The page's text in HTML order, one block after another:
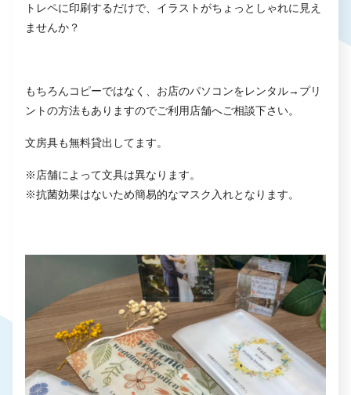
トレペに印刷するだけで、イラストがちょっとしゃれに見え
ませんか？
もちろんコピーではなく、お店のパソコンをレンタル→プリ
ントの方法もありますのでご利用店舗へご相談下さい。
文房具も無料貸出してます。
※店舗によって文具は異なります。
※抗菌効果はないため簡易的なマスク入れとなります。